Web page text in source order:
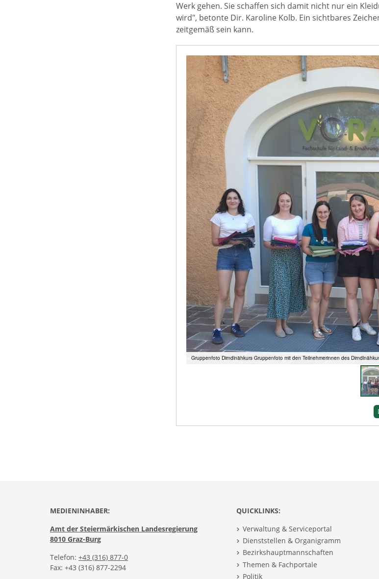
Werk gehen. Sie schaffen sich damit nicht nur ein
wird", betonte Dir. Karoline Kolb. Ein sichtbares
zeitgemäß sein kann.
Gruppenfoto Dirndlnähkurs Gruppenfoto mit den Teilnehmerinnen des
MEDIENINHABER:
Amt der Steiermärkischen Landesregierung
8010 Graz-Burg
Telefon: +43 (316) 877-0
Fax: +43 (316) 877-2294
QUICKLINKS:
Verwaltung & Serviceportal
Dienststellen & Organigramm
Bezirkshauptmannschaften
Themen & Fachportale
Politik